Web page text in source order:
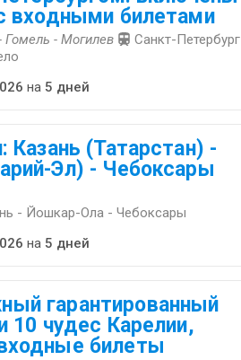
входными билетами
Гомель - Могилев
Санкт-Петербург
на 5 дней
Казань (Татарстан) -
Эл) - Чебоксары
- Йошкар-Ола - Чебоксары
на 5 дней
гарантированный
10 чудес Карелии,
билеты